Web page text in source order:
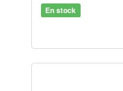
En stock